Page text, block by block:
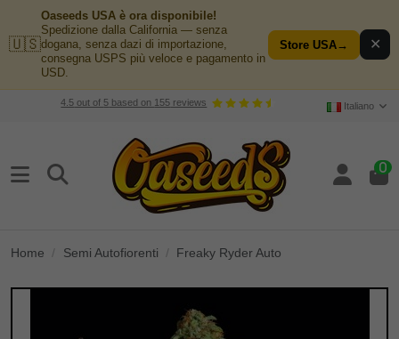
🇺🇸
Oaseeds USA è ora disponibile!
Spedizione dalla California — senza
dogana, senza dazi di importazione,
consegna USPS più veloce e pagamento in
USD.
Store USA→ ✕
4.5 out of 5 based on 155 reviews Italiano
0
Home Semi Autofiorenti Freaky Ryder Auto